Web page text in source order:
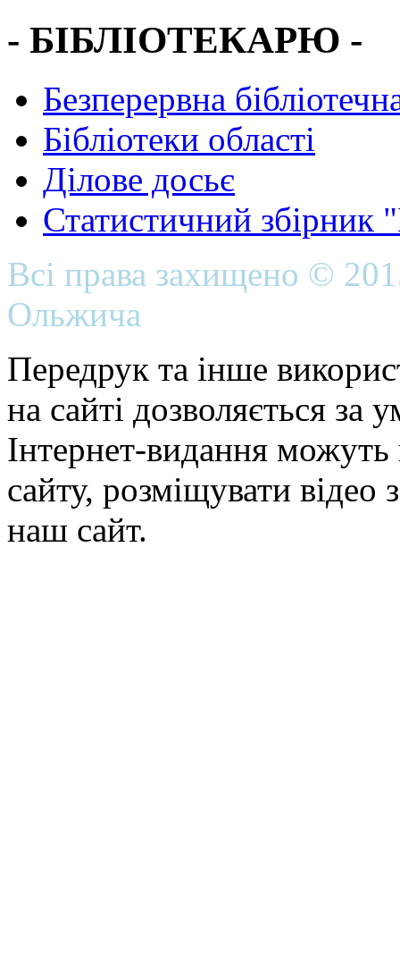
- БІБЛІОТЕКАРЮ -
Безперервна
Бібліотеки області
Ділове досьє
Статистичний
Всі права захищено ©
Ольжича
Передрук та інше
на сайті дозволяється
Інтернет-видання можуть
сайту, розміщувати відео
наш сайт.